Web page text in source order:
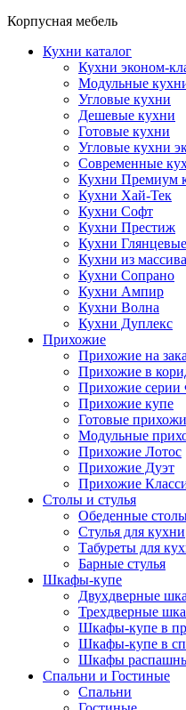
Корпусная мебель
Кухни каталог
Кухни эконом-
Модульные
Угловые кухни
Дешевые кухни
Готовые кухни
Угловые кухни
Современные
Кухни Премиум
Кухни Хай-Тек
Кухни Софт
Кухни Престиж
Кухни Глянцевые
Кухни из массива
Кухни Сопрано
Кухни Ампир
Кухни Волна
Кухни Дуплекс
Прихожие
Прихожие на
Прихожие в
Прихожие
Прихожие купе
Готовые
Модульные
Прихожие Лотос
Прихожие Дуэт
Прихожие
Столы и стулья
Обеденные
Стулья для кухни
Табуреты для
Барные стулья
Шкафы-купе
Двухдверные
Трехдверные
Шкафы-купе в
Шкафы-купе в
Шкафы
Спальни и Гостиные
Спальни